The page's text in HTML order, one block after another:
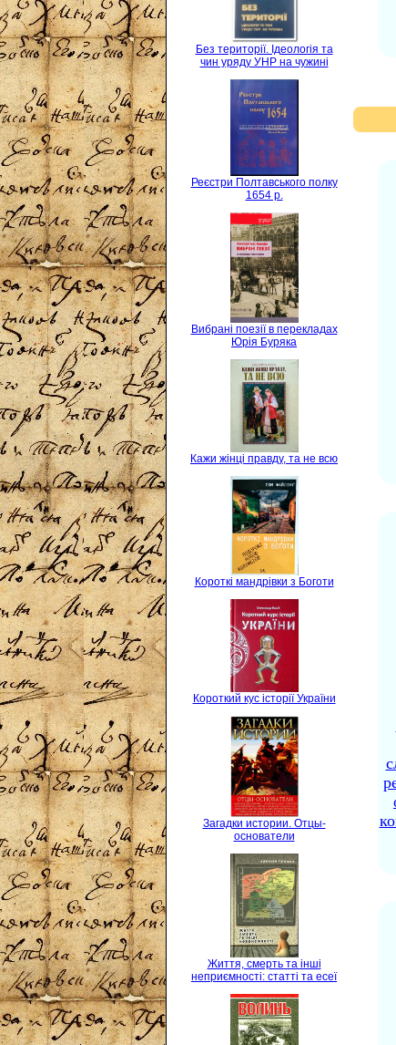
Без території. Ідеологія та
чин уряду УНР на чужині
Реєстри Полтавського полку
1654 р.
Вибрані поезії в перекладах
Юрія Буряка
Кажи жінці правду, та не всю
Короткі мандрівки з Боготи
Короткий кус історії України
Загадки истории. Отцы-
основатели
Життя, смерть та інші
неприємності: статті та есеї